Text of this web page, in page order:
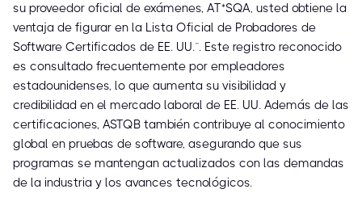
su proveedor oficial de exámenes, AT*SQA, usted obtiene la
ventaja de figurar en la Lista Oficial de Probadores de
Software Certificados de EE. UU.™. Este registro reconocido
es consultado frecuentemente por empleadores
estadounidenses, lo que aumenta su visibilidad y
credibilidad en el mercado laboral de EE. UU. Además de las
certificaciones, ASTQB también contribuye al conocimiento
global en pruebas de software, asegurando que sus
programas se mantengan actualizados con las demandas
de la industria y los avances tecnológicos.